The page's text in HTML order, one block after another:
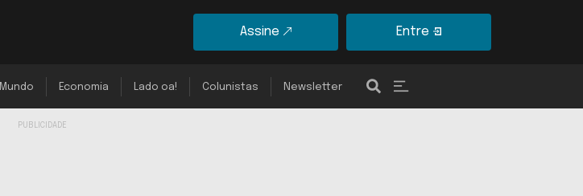
Assine Entre
Mundo Economia Lado oa! Colunistas Newsletter